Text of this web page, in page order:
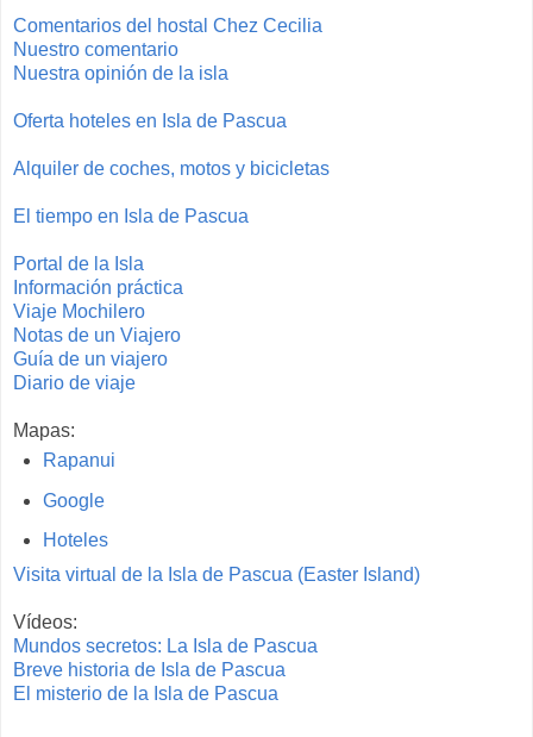
Comentarios del hostal Chez Cecilia
Nuestro comentario
Nuestra opinión de la isla
Oferta hoteles en Isla de Pascua
Alquiler de coches, motos y bicicletas
El tiempo en Isla de Pascua
Portal de la Isla
Información práctica
Viaje Mochilero
Notas de un Viajero
Guía de un viajero
Diario de viaje
Mapas:
Rapanui
Google
Hoteles
Visita virtual de la Isla de Pascua (Easter Island)
Vídeos:
Mundos secretos: La Isla de Pascua
Breve historia de Isla de Pascua
El misterio de la Isla de Pascua